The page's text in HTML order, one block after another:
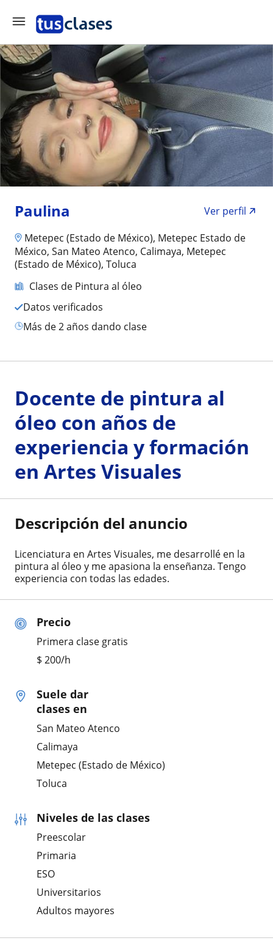
Paulina
Ver perfil
Metepec (Estado de México), Metepec Estado de
México, San Mateo Atenco, Calimaya, Metepec
(Estado de México), Toluca
Clases de Pintura al óleo
Datos verificados
más de 2 años dando clase
Precio
Primera clase gratis
$ 200/h
Suele dar
clases en
San Mateo Atenco
Calimaya
Metepec (Estado de México)
Toluca
Niveles de las clases
Preescolar
Primaria
ESO
Universitarios
Adultos mayores
Docente de pintura al
óleo con años de
experiencia y formación
en Artes Visuales
Descripción del anuncio
Licenciatura en Artes Visuales, me desarrollé en la
pintura al óleo y me apasiona la enseñanza. Tengo
experiencia con todas las edades.